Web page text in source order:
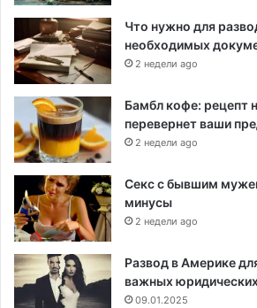
Что нужно для
необходимых
2 недели ago
Бамбл кофе: рецепт
перевернет ваши
2 недели ago
Секс с бывшим
минусы
2 недели ago
Развод в Америке
важных
09.01.2025